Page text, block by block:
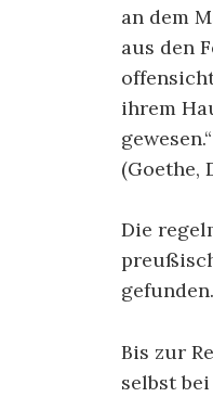
an dem
aus den
ihrem
gewesen.“
(Goethe,
Die
gefunden.
Bis zur
selbst